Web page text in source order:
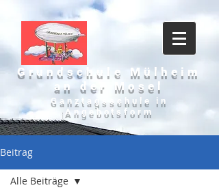
Grundschule Mülheim
an der Mosel
Ganztagsschule in
Angebotsform
Beitrag
Alle Beiträge